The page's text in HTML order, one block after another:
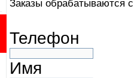
Заказы обрабатываются
Телефон
Имя